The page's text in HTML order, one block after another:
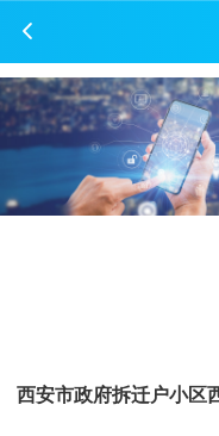
西安市政府拆迁户小区